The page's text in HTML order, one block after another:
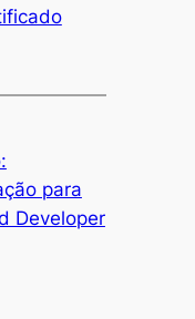
para
Developer